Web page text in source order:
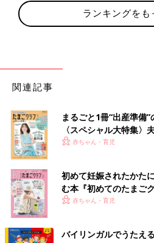
ランキングをも
関連記事
まるごと1冊“出産準備”
〈スペシャル大特集〉
赤ちゃん・育児
初めて妊娠されたかた
む本『初めてのたまご
赤ちゃん・育児
バイリンガルでうたえ